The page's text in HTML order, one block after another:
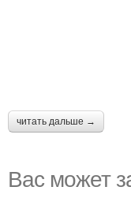
читать дальше →
Вас может